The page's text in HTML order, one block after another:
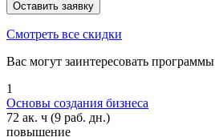
Смотреть все скидки
Вас могут заинтересовать программы
1
Основы создания бизнеса
72 ак. ч (9 раб. дн.)
повышение